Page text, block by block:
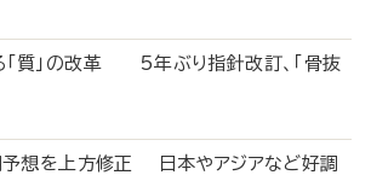
「質」の改革 5年ぶり指針改訂、「骨抜
期予想を上方修正 日本やアジアなど好調